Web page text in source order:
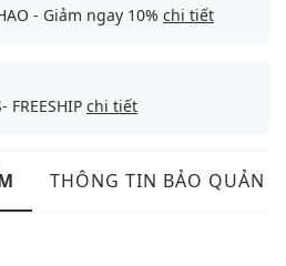
- Giảm ngay 10% chi tiết
FREESHIP chi tiết
THÔNG TIN BẢO QUẢN